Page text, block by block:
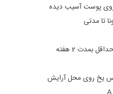
پوست آسیب دیده
تا مدتی
بمدت 2 هفته
یخ روی محل آرایش